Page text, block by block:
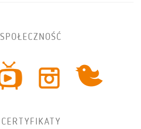
SPOŁECZNOŚĆ
CERTYFIKATY